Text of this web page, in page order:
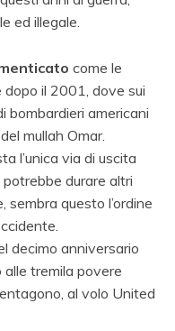
ed illegale.
come le
il 2001, dove sui
bombardieri americani
mullah Omar.
l’unica via di uscita
potrebbe durare altri
sembra questo l’ordine
decimo anniversario
tremila povere
al volo United